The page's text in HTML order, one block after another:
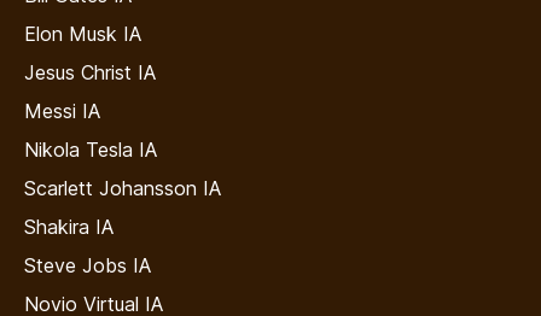
Elon Musk IA
Jesus Christ IA
Messi IA
Nikola Tesla IA
Scarlett Johansson IA
Shakira IA
Steve Jobs IA
Novio Virtual IA